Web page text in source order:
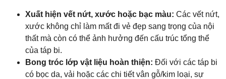
Xuất hiện vết nứt, xước hoặc bạc màu: Các vết nứt,
xước không chỉ làm mất đi vẻ đẹp sang trọng của nội
thất mà còn có thể ảnh hưởng đến cấu trúc tổng thể
của táp bi.
Bong tróc lớp vật liệu hoàn thiện: Đối với các táp bi
có bọc da, vải hoặc các chi tiết vân gỗ/kim loại, sự